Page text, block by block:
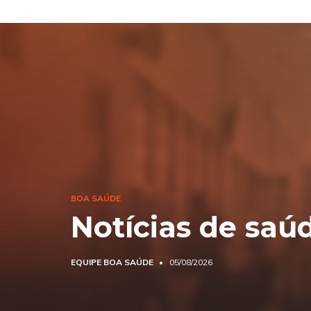
BOA SAÚDE
Notícias de
EQUIPE BOA SAÚDE 05/08/2026